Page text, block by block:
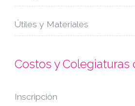
Útiles y Materiales
Costos y Colegiaturas
Inscripción